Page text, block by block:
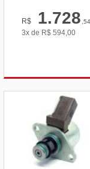
R$ 1.728,54
3x de R$ 594,00